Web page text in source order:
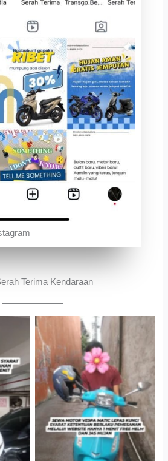
Terima Kendaraan
Antar Jemput Kendaraan